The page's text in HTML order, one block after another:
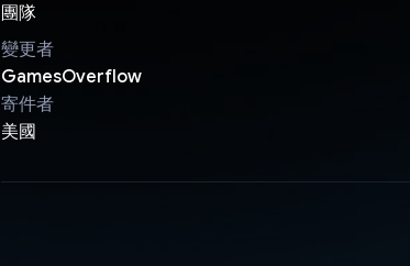
團隊
變更者
GamesOverflow
寄件者
美國